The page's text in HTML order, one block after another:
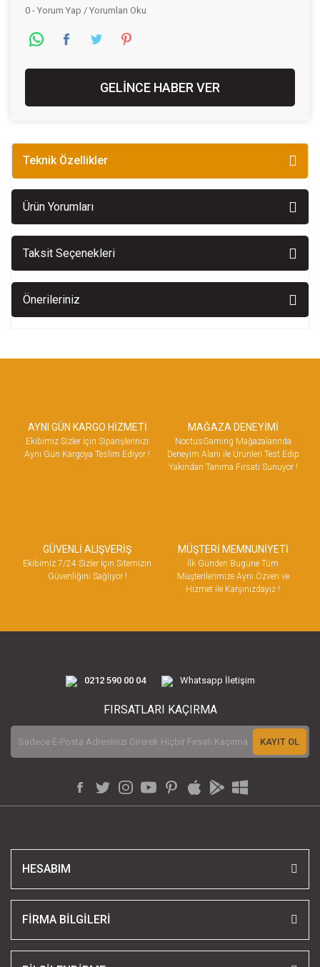
0 - Yorum Yap / Yorumları Oku
GELİNCE HABER VER
Teknik Özellikler
Ürün Yorumları
Taksit Seçenekleri
Önerileriniz
AYNI GÜN KARGO HİZMETİ
Ekibimiz Sizler İçin Siparişlerinizi
Aynı Gün Kargoya Teslim Ediyor !
MAĞAZA DENEYİMİ
NoctusGaming Mağazalarında
Deneyim Alanı ile Ürünleri Test Edip
Yakından Tanıma Fırsatı Sunuyor !
GÜVENLİ ALIŞVERİŞ
Ekibimiz 7/24 Sizler İçin Sitemizin
Güvenliğini Sağlıyor !
MÜŞTERİ MEMNUNİYETİ
İlk Günden Bugüne Tüm
Müşterilerimize Aynı Özveri ve
Hizmet ile Karşınızdayız !
0212 590 00 04 Whatsapp İletişim
FIRSATLARI KAÇIRMA
KAYIT OL
HESABIM
FİRMA BİLGİLERİ